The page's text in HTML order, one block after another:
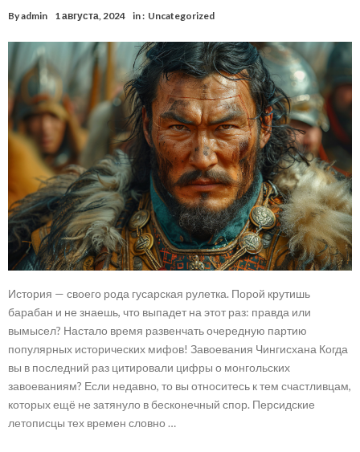
Byadmin 1 августа, 2024 in : Uncategorized
История — своего рода гусарская рулетка. Порой крутишь
барабан и не знаешь, что выпадет на этот раз: правда или
вымысел? Настало время развенчать очередную партию
популярных исторических мифов! Завоевания Чингисхана Когда
вы в последний раз цитировали цифры о монгольских
завоеваниям? Если недавно, то вы относитесь к тем счастливцам,
которых ещё не затянуло в бесконечный спор. Персидские
летописцы тех времен словно …